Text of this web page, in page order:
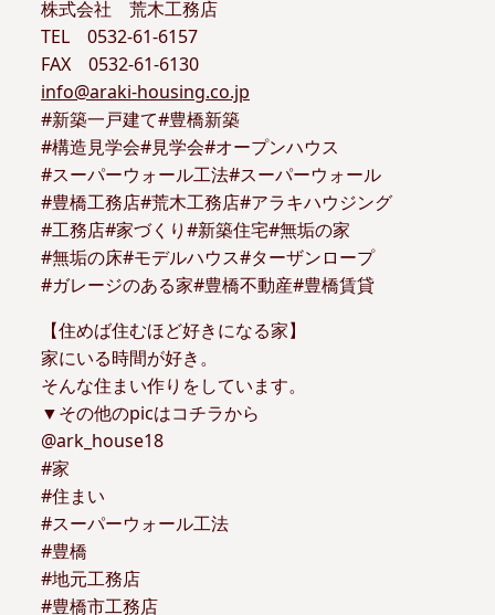
株式会社 荒木工務店
TEL 0532-61-6157
FAX 0532-61-6130
info@araki-housing.co.jp
#新築一戸建て#豊橋新築
#構造見学会#見学会#オープンハウス
#スーパーウォール工法#スーパーウォール
#豊橋工務店#荒木工務店#アラキハウジング
#工務店#家づくり#新築住宅#無垢の家
#無垢の床#モデルハウス#ターザンロープ
#ガレージのある家#豊橋不動産#豊橋賃貸
【住めば住むほど好きになる家】
家にいる時間が好き。
そんな住まい作りをしています。
▼その他のpicはコチラから
@ark_house18
#家
#住まい
#スーパーウォール工法
#豊橋
#地元工務店
#豊橋市工務店